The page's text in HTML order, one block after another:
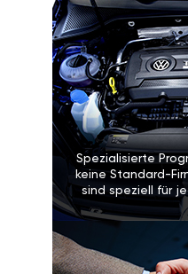
Spezialisierte
keine Standard-
sind speziell für